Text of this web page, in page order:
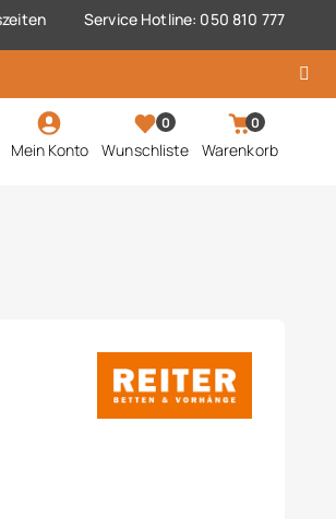
Service Hotline: 050 810 777
Mein Konto
0
Wunschliste
0
Warenkorb